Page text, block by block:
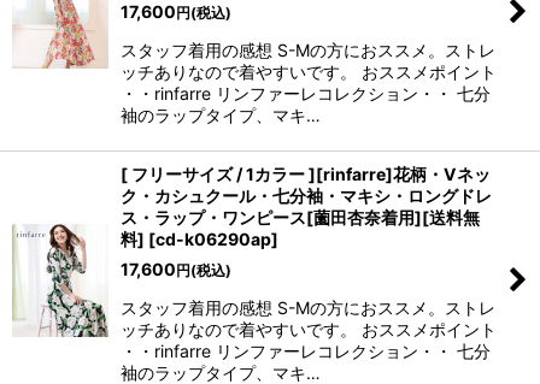
17,600円(税込)
スタッフ着用の感想 S-Mの方におススメ。ストレ
ッチありなので着やすいです。 おススメポイント
・・rinfarre リンファーレコレクション・・ 七分
袖のラップタイプ、マキ…
[ フリーサイズ / 1カラー ][rinfarre]花柄・Vネッ
ク・カシュクール・七分袖・マキシ・ロングドレ
ス・ラップ・ワンピース[薗田杏奈着用][送料無
料] [cd-k06290ap]
17,600円(税込)
スタッフ着用の感想 S-Mの方におススメ。ストレ
ッチありなので着やすいです。 おススメポイント
・・rinfarre リンファーレコレクション・・ 七分
袖のラップタイプ、マキ…